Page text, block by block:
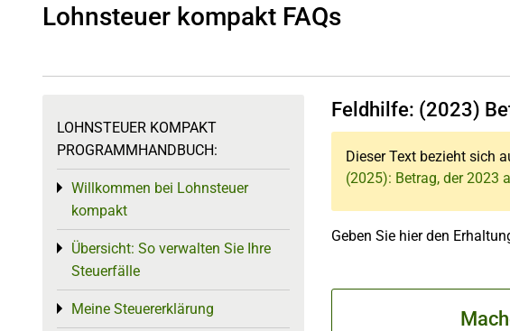
Lohnsteuer kompakt FAQs
Feldhilfe: (2023)
Dieser Text bezieht sich
(2025): Betrag, der 2023
Geben Sie hier den
LOHNSTEUER KOMPAKT
PROGRAMMHANDBUCH:
Willkommen bei Lohnsteuer
kompakt
Toggle menu
Übersicht: So verwalten Sie Ihre
Steuerfälle
Toggle menu
Meine Steuererklärung
Toggle menu